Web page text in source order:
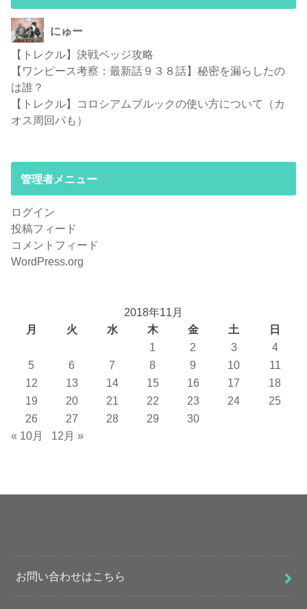
にゅー
【トレクル】決戦ベッジ攻略
【ワンピース考察：最新話９３８話】秘密を漏らしたの
は誰？
【トレクル】コロシアムブルックの使い方について（カ
オス周回パも）
管理者メニュー
ログイン
投稿フィード
コメントフィード
WordPress.org
2018年11月
月
火 水 木 金 土
日
1
2 3
4
5
6 7 8 9 10
11
12
13 14 15 16 17
18
19
20 21 22 23 24
25
26
27 28 29
30
« 10月
12月 »
お問い合わせはこちら